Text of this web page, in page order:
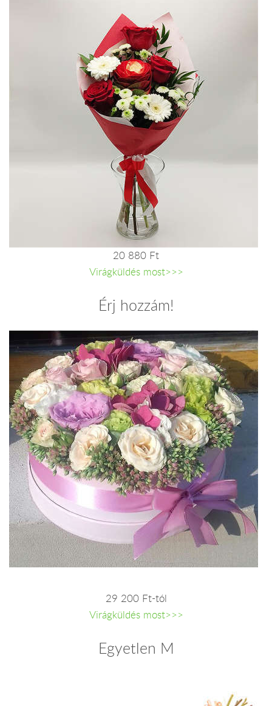
20 880 Ft
Virágküldés most>>>
Érj hozzám!
29 200 Ft-tól
Virágküldés most>>>
Egyetlen M